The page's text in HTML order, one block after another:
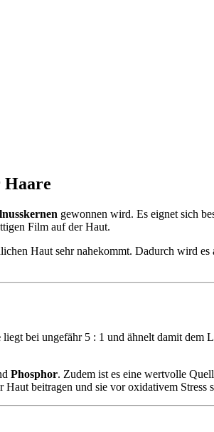
Haare
gewonnen wird. Es eignet sich
Film auf der Haut.
Haut sehr nahekommt. Dadurch wird es
liegt bei ungefähr 5 : 1 und ähnelt damit dem
Phosphor. Zudem ist es eine wertvolle
Haut beitragen und sie vor oxidativem Stress